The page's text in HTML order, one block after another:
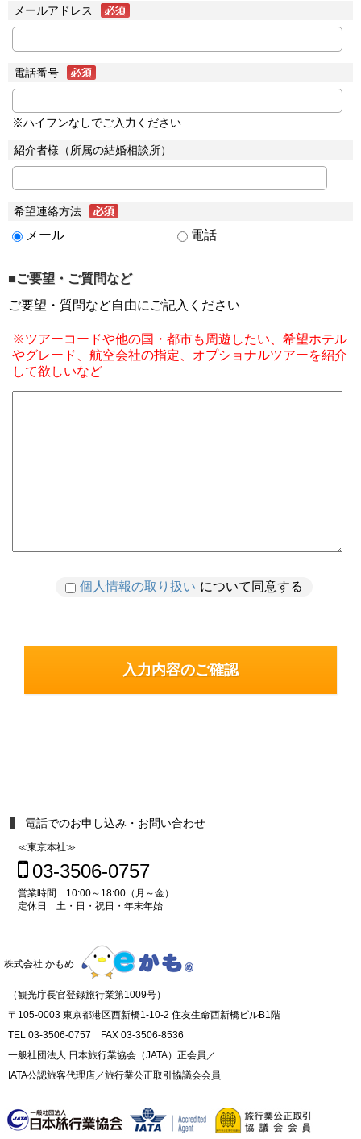
メールアドレス
電話番号
※ハイフンなしでご入力ください
紹介者様（所属の結婚相談所）
希望連絡方法
メール 電話
■ご要望・ご質問など
ご要望・質問など自由にご記入ください
※ツアーコードや他の国・都市も周遊したい、希望ホテル
やグレード、航空会社の指定、オプショナルツアーを紹介
して欲しいなど
個人情報の取り扱い について同意する
電話でのお申し込み・お問い合わせ
≪東京本社≫
03-3506-0757
営業時間 10:00～18:00（月～金）
定休日 土・日・祝日・年末年始
株式会社 かもめ
（観光庁長官登録旅行業第1009号）
〒105-0003 東京都港区西新橋1-10-2 住友生命西新橋ビルB1階
TEL 03-3506-0757 FAX 03-3506-8536
一般社団法人 日本旅行業協会（JATA）正会員／
IATA公認旅客代理店／旅行業公正取引協議会会員